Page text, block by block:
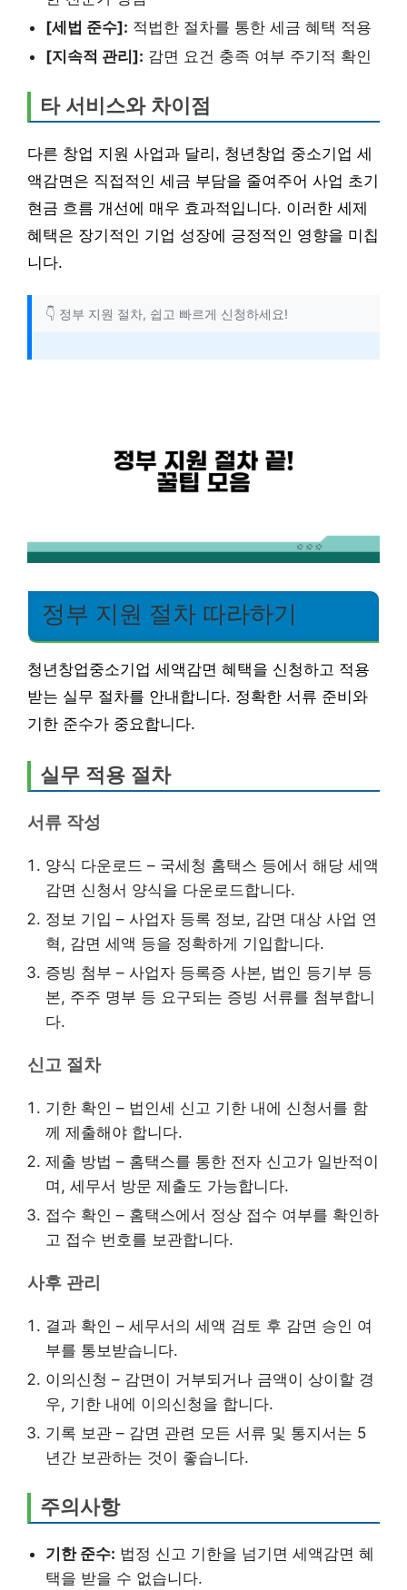
[세법 준수]: 적법한 절차를 통한 세금 혜택 적용
[지속적 관리]: 감면 요건 충족 여부 주기적 확인
타 서비스와 차이점
다른 창업 지원 사업과 달리, 청년창업 중소기업 세
액감면은 직접적인 세금 부담을 줄여주어 사업 초기
현금 흐름 개선에 매우 효과적입니다. 이러한 세제
혜택은 장기적인 기업 성장에 긍정적인 영향을 미칩
니다.
👇 정부 지원 절차, 쉽고 빠르게 신청하세요!
정부 지원 절차 따라하기
청년창업중소기업 세액감면 혜택을 신청하고 적용
받는 실무 절차를 안내합니다. 정확한 서류 준비와
기한 준수가 중요합니다.
실무 적용 절차
서류 작성
양식 다운로드 – 국세청 홈택스 등에서 해당 세액
감면 신청서 양식을 다운로드합니다.
정보 기입 – 사업자 등록 정보, 감면 대상 사업 연
혁, 감면 세액 등을 정확하게 기입합니다.
증빙 첨부 – 사업자 등록증 사본, 법인 등기부 등
본, 주주 명부 등 요구되는 증빙 서류를 첨부합니
다.
신고 절차
기한 확인 – 법인세 신고 기한 내에 신청서를 함
께 제출해야 합니다.
제출 방법 – 홈택스를 통한 전자 신고가 일반적이
며, 세무서 방문 제출도 가능합니다.
접수 확인 – 홈택스에서 정상 접수 여부를 확인하
고 접수 번호를 보관합니다.
사후 관리
결과 확인 – 세무서의 세액 검토 후 감면 승인 여
부를 통보받습니다.
이의신청 – 감면이 거부되거나 금액이 상이할 경
우, 기한 내에 이의신청을 합니다.
기록 보관 – 감면 관련 모든 서류 및 통지서는 5
년간 보관하는 것이 좋습니다.
주의사항
기한 준수: 법정 신고 기한을 넘기면 세액감면 혜
택을 받을 수 없습니다.